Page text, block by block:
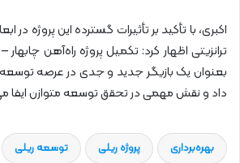
اکبری، با تأکید بر تأثیرات گسترده این پروژه در
ترانزیتی اظهار کرد: تکمیل پروژه راه‌آهن چابهار
بعنوان یک بازیگر جدید و جدی در عرصه
داد و نقش مهمی در تحقق توسعه متوازن ایفا
بهره‌برداری پروژه ریلی توسعه ریلی